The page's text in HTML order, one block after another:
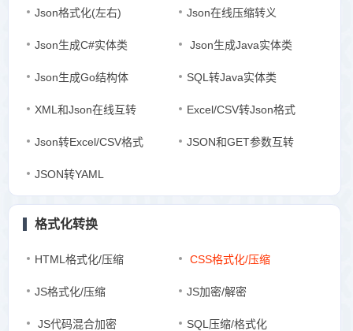
Json格式化(左右) Json在线压缩转义
Json生成C#实体类 Json生成Java实体类
Json生成Go结构体 SQL转Java实体类
XML和Json在线互转 Excel/CSV转Json格式
Json转Excel/CSV格式 JSON和GET参数互转
JSON转YAML
格式化转换
HTML格式化/压缩 CSS格式化/压缩
JS格式化/压缩 JS加密/解密
JS代码混合加密 SQL压缩/格式化